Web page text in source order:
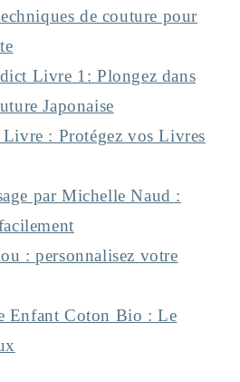
de couture pour
Livre 1: Plongez dans
Japonaise
: Protégez vos Livres
par Michelle Naud :
: personnalisez votre
Enfant Coton Bio : Le